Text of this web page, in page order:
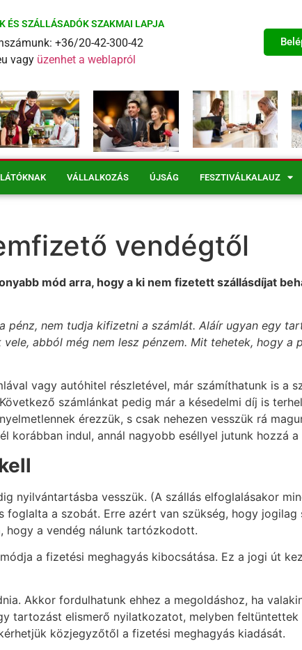
ÉS SZÁLLÁSADÓK SZAKMAI LAPJA
+36/20-42-300-42
vagy üzenhet a weblapról
VÁLLALKOZÁS ÚJSÁG FESZTIVÁLKALAUZ
vendégtől
mód arra, hogy a ki nem fizetett szállásdíjat
pénz, nem tudja kifizetni a számlát. Aláír ugyan egy
abból még nem lesz pénzem. Mit tehetek, hogy a
vagy autóhitel részletével, már számíthatunk is a
számlánkat pedig már a késedelmi díj is
érezzük, s csak nehezen vesszük rá
korábban indul, annál nagyobb eséllyel jutunk hozzá
nyilvántartásba vesszük. (A szállás elfoglalásakor
a szobát. Erre azért van szükség, hogy
hogy a vendég nálunk tartózkodott.
a fizetési meghagyás kibocsátása. Ez a jogi út
Akkor fordulhatunk ehhez a megoldáshoz, ha
tartozást elismerő nyilatkozatot, melyben
közjegyzőtől a fizetési meghagyás kiadását.